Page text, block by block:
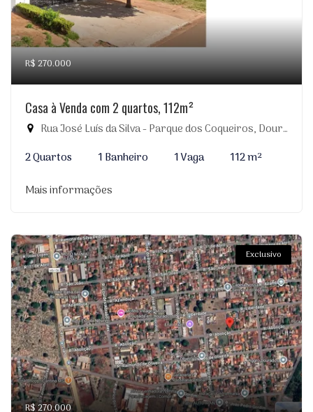
R$ 270.000
Casa à Venda com 2 quartos, 112m²
Rua José Luís da Silva - Parque dos Coqueiros, Dourados-MS
2 Quartos
1 Banheiro 1 Vaga
112 m²
Mais informações
Exclusivo
R$ 270.000